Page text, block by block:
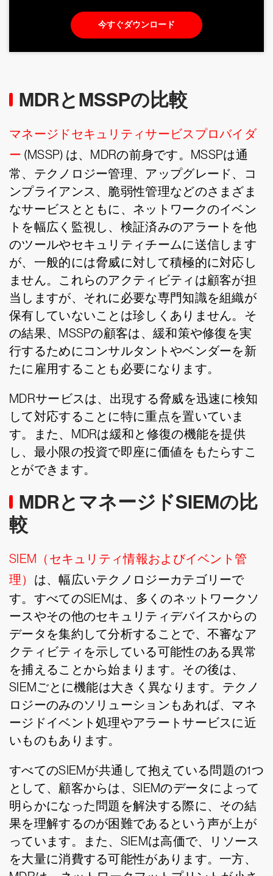
今すぐダウンロード
MDRとMSSPの比較
マネージドセキュリティサービスプロバイダ
ー (MSSP) は、MDRの前身です。MSSPは通
常、テクノロジー管理、アップグレード、コ
ンプライアンス、脆弱性管理などのさまざま
なサービスとともに、ネットワークのイベン
トを幅広く監視し、検証済みのアラートを他
のツールやセキュリティチームに送信します
が、一般的には脅威に対して積極的に対応し
ません。これらのアクティビティは顧客が担
当しますが、それに必要な専門知識を組織が
保有していないことは珍しくありません。そ
の結果、MSSPの顧客は、緩和策や修復を実
行するためにコンサルタントやベンダーを新
たに雇用することも必要になります。
MDRサービスは、出現する脅威を迅速に検知
して対応することに特に重点を置いていま
す。また、MDRは緩和と修復の機能を提供
し、最小限の投資で即座に価値をもたらすこ
とができます。
MDRとマネージドSIEMの比
較
SIEM（セキュリティ情報およびイベント管
理） は、幅広いテクノロジーカテゴリーで
す。すべてのSIEMは、多くのネットワークソ
ースやその他のセキュリティデバイスからの
データを集約して分析することで、不審なア
クティビティを示している可能性のある異常
を捕えることから始まります。その後は、
SIEMごとに機能は大きく異なります。テクノ
ロジーのみのソリューションもあれば、マネ
ージドイベント処理やアラートサービスに近
いものもあります。
すべてのSIEMが共通して抱えている問題の1つ
として、顧客からは、SIEMのデータによって
明らかになった問題を解決する際に、その結
果を理解するのが困難であるという声が上が
っています。また、SIEMは高価で、リソース
を大量に消費する可能性があります。一方、